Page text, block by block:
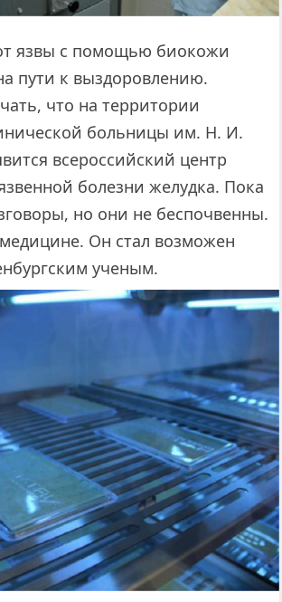
язвы с помощью биокожи
пути к выздоровлению.
что на территории
больницы им. Н. И.
всероссийский центр
болезни желудка. Пока
но они не беспочвенны.
Он стал возможен
ученым.